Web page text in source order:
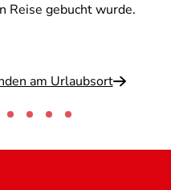
Reise gebucht wurde.
am Urlaubsort